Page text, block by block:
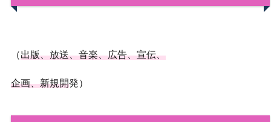
（出版、放送、音楽、広告、宣伝、
企画、新規開発）